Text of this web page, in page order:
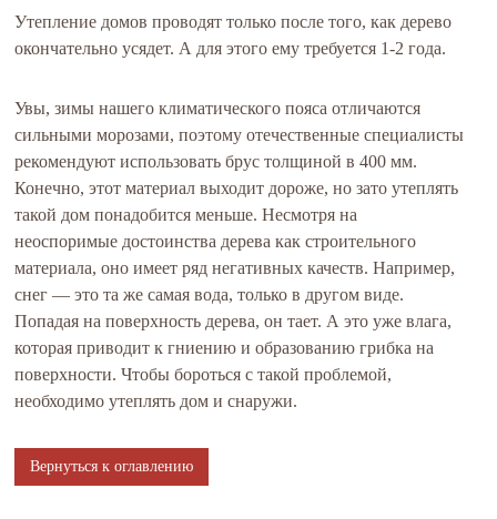
Утепление домов проводят только после того, как дерево
окончательно усядет. А для этого ему требуется 1-2 года.
Увы, зимы нашего климатического пояса отличаются
сильными морозами, поэтому отечественные специалисты
рекомендуют использовать брус толщиной в 400 мм.
Конечно, этот материал выходит дороже, но зато утеплять
такой дом понадобится меньше. Несмотря на
неоспоримые достоинства дерева как строительного
материала, оно имеет ряд негативных качеств. Например,
снег — это та же самая вода, только в другом виде.
Попадая на поверхность дерева, он тает. А это уже влага,
которая приводит к гниению и образованию грибка на
поверхности. Чтобы бороться с такой проблемой,
необходимо утеплять дом и снаружи.
Вернуться к оглавлению